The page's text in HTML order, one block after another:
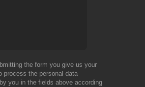
the form you give us your
process the personal data
you in the fields above according